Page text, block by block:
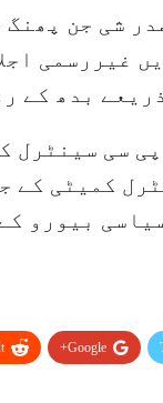
شی جن
اپیک رہنماؤں کے
بدھ کے
سی سینٹرل
کمیٹی کے
بیورو
Google+